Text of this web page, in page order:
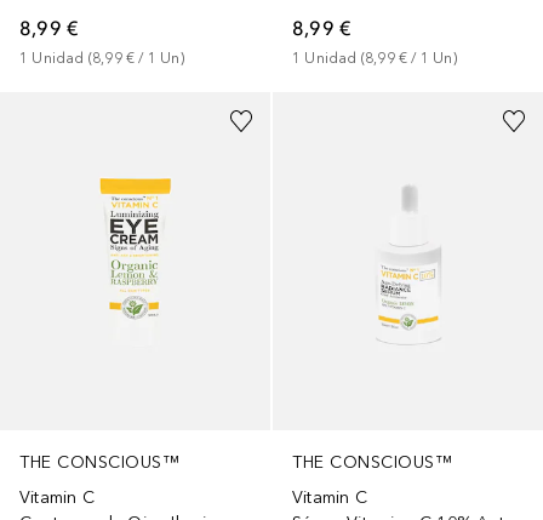
8,99 €
1 Unidad (8,99 € / 1 Un)
8,99 €
1 Unidad (8,99 € / 1 Un)
THE CONSCIOUS™
Vitamin C
THE CONSCIOUS™
Vitamin C